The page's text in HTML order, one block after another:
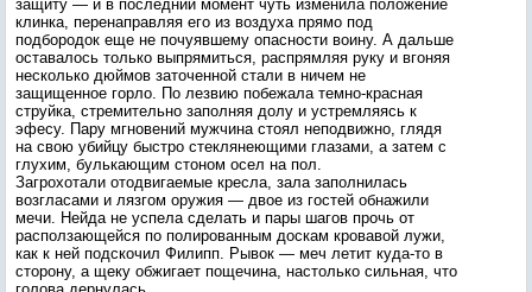
защиту — и в последний момент чуть изменила положение
клинка, перенаправляя его из воздуха прямо под
подбородок еще не почуявшему опасности воину. А дальше
оставалось только выпрямиться, распрямляя руку и вгоняя
несколько дюймов заточенной стали в ничем не
защищенное горло. По лезвию побежала темно-красная
струйка, стремительно заполняя долу и устремляясь к
эфесу. Пару мгновений мужчина стоял неподвижно, глядя
на свою убийцу быстро стеклянеющими глазами, а затем с
глухим, булькающим стоном осел на пол.
Загрохотали отодвигаемые кресла, зала заполнилась
возгласами и лязгом оружия — двое из гостей обнажили
мечи. Нейда не успела сделать и пары шагов прочь от
расползающейся по полированным доскам кровавой лужи,
как к ней подскочил Филипп. Рывок — меч летит куда-то в
сторону, а щеку обжигает пощечина, настолько сильная, что